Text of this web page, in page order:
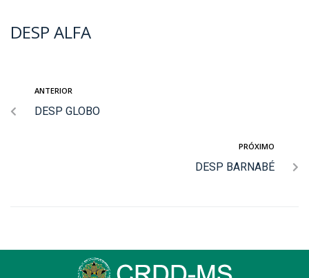
DESP ALFA
ANTERIOR
DESP GLOBO
PRÓXIMO
DESP BARNABÉ